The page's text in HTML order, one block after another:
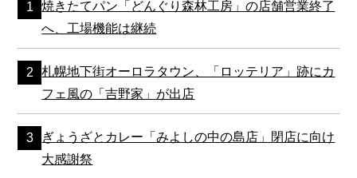
焼きたてパン「どんぐり森林工房」の店舗営業終了
へ、工場機能は継続
札幌地下街オーロラタウン、「ロッテリア」跡にカ
フェ風の「吉野家」が出店
ぎょうざとカレー「みよしの中の島店」閉店に向け
大感謝祭